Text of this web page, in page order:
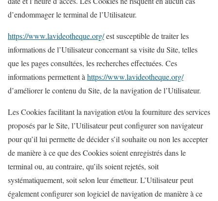
d’endommager le terminal de l’Utilisateur.
https://www.lavideotheque.org/est susceptible de traiter les
informations de l’Utilisateur concernant sa visite du Site, telles
que les pages consultées, les recherches effectuées. Ces
informations permettent à https://www.lavideotheque.org/
d’améliorer le contenu du Site, de la navigation de l’Utilisateur.
Les Cookies facilitant la navigation et/ou la fourniture des services
proposés par le Site, l’Utilisateur peut configurer son navigateur
pour qu’il lui permette de décider s’il souhaite ou non les accepter
de manière à ce que des Cookies soient enregistrés dans le
terminal ou, au contraire, qu’ils soient rejetés, soit
systématiquement, soit selon leur émetteur. L’Utilisateur peut
également configurer son logiciel de navigation de manière à ce